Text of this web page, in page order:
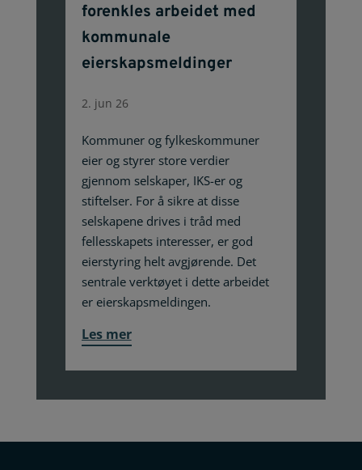
forenkles arbeidet med
kommunale
eierskapsmeldinger
2. jun 26
Kommuner og fylkeskommuner
eier og styrer store verdier
gjennom selskaper, IKS-er og
stiftelser. For å sikre at disse
selskapene drives i tråd med
fellesskapets interesser, er god
eierstyring helt avgjørende. Det
sentrale verktøyet i dette arbeidet
er eierskapsmeldingen.
Les mer